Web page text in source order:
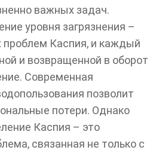
важных задач.
уровня загрязнения –
проблем Каспия, и каждый
и возвращенной в оборот
Современная
позволит
потери. Однако
Каспия – это
связанная не только с